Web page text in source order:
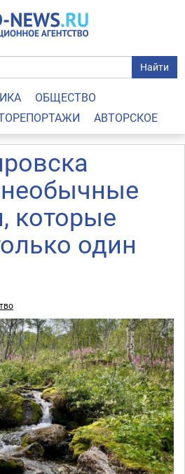
Найти
ОБЩЕСТВО
АВТОРСКОЕ
которые
один